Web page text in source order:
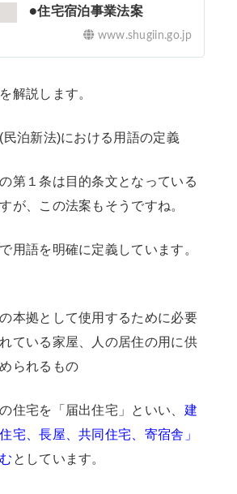
●住宅宿泊事業法案
www.shugiin.go.jp
解説します。
泊新法)における用語の定義
１条は目的条文となっている
が、この法案もそうですね。
用語を明確に定義しています。
本拠として使用するために必要
ている家屋、人の居住の用に供
られるもの
住宅を「届出住宅」といい、 建
宅、長屋、共同住宅、寄宿舎」
としています。